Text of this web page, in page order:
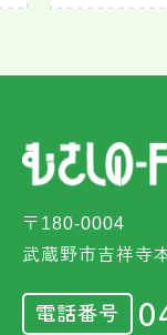
〒180-0004
武蔵野市吉祥寺
電話番号